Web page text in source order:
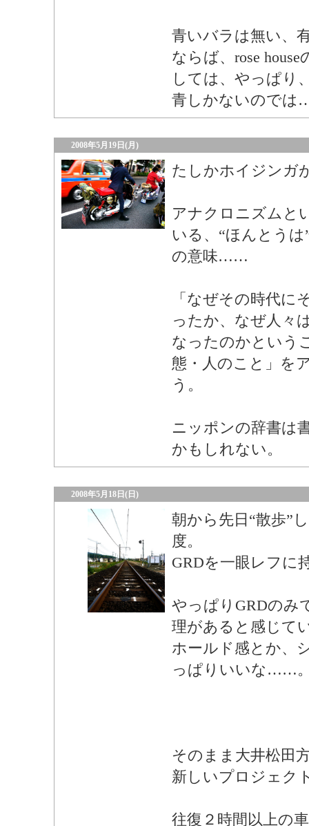
青いバラは無い、
ならば、rose
しては、やっぱり
青しかないので
2008年5月19日(月)
たしかホイジンガ
アナクロニズムと
いる、“ほんとう
の意味……
「なぜその時代に
ったか、なぜ人々
なったのかという
態・人のこと」を
う。
ニッポンの辞書は
かもしれない。
2008年5月18日(日)
朝から先日“散歩”
度。
GRDを一眼レフに
やっぱりGRDのみ
理があると感じ
ホールド感とか、
っぱりいいな……
そのまま大井松田
新しいプロジェク
往復２時間以上の